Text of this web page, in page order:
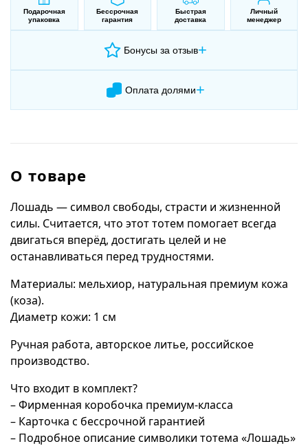
Подарочная
упаковка
Бессрочная
гарантия
Быстрая
доставка
Личный
менеджер
Бонусы за отзыв+
Оплата долями+
О товаре
Лошадь — символ свободы, страсти и жизненной
силы. Считается, что этот тотем помогает всегда
двигаться вперёд, достигать целей и не
останавливаться перед трудностями.
Материалы: мельхиор, натуральная премиум кожа
(коза).
Диаметр кожи: 1 см
Ручная работа, авторское литье, российское
производство.
Что входит в комплект?
– Фирменная коробочка премиум-класса
– Карточка с бессрочной гарантией
– Подробное описание символики тотема «Лошадь»